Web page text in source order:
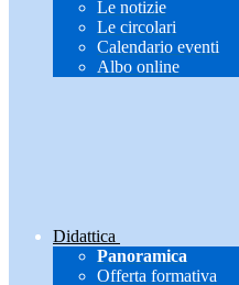
Le notizie
Le circolari
Calendario eventi
Albo online
Didattica
Panoramica
Offerta formativa